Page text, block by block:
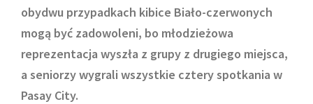
obydwu przypadkach kibice Biało-czerwonych
mogą być zadowoleni, bo młodzieżowa
reprezentacja wyszła z grupy z drugiego miejsca,
a seniorzy wygrali wszystkie cztery spotkania w
Pasay City.